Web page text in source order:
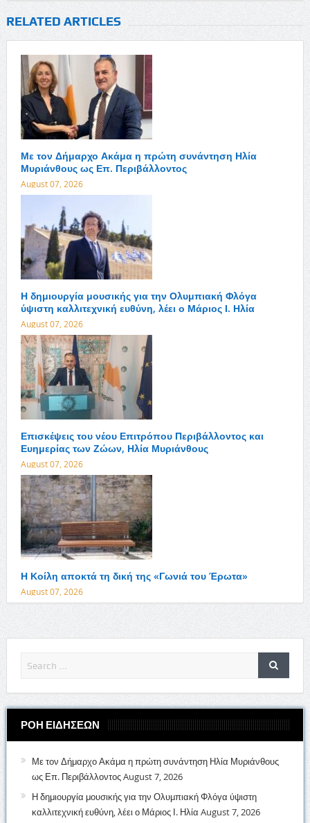
RELATED ARTICLES
Με τον Δήμαρχο Ακάμα η πρώτη συνάντηση Ηλία
Μυριάνθους ως Επ. Περιβάλλοντος
August 07, 2026
Η δημιουργία μουσικής για την Ολυμπιακή Φλόγα
ύψιστη καλλιτεχνική ευθύνη, λέει ο Μάριος Ι. Ηλία
August 07, 2026
Επισκέψεις του νέου Επιτρόπου Περιβάλλοντος και
Ευημερίας των Ζώων, Ηλία Μυριάνθους
August 07, 2026
Η Κοίλη αποκτά τη δική της «Γωνιά του Έρωτα»
August 07, 2026
ΡΟΗ ΕΙΔΗΣΕΩΝ
Με τον Δήμαρχο Ακάμα η πρώτη συνάντηση Ηλία Μυριάνθους
ως Επ. ΠεριβάλλοντοςAugust 7, 2026
Η δημιουργία μουσικής για την Ολυμπιακή Φλόγα ύψιστη
καλλιτεχνική ευθύνη, λέει ο Μάριος Ι. Ηλία August 7, 2026